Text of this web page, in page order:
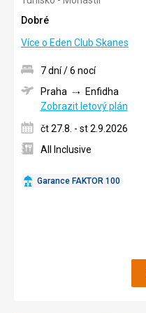
Dobré
Více o Eden Club Skanes
Garance FAKTOR 100
7 dní / 6 nocí
Praha
Enfidha
Zobrazit letový plán
čt 27.8. - st 2.9.2026
All Inclusive